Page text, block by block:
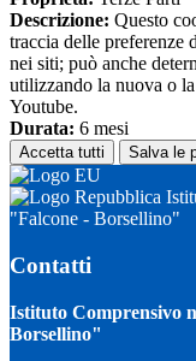
Descrizione: Questo
traccia delle preferenze
nei siti; può anche
utilizzando la nuova o
Youtube.
Durata: 6 mesi
Accetta tutti Salva le
"Falcone - Borsellino"
Contatti
Istituto Comprensivo
Borsellino"